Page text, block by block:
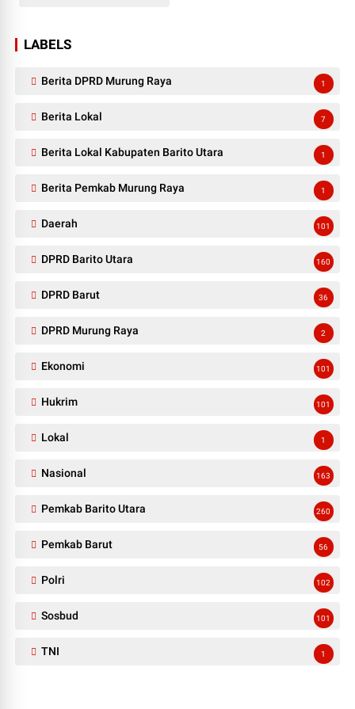
LABELS
Berita DPRD Murung Raya 1
Berita Lokal 7
Berita Lokal Kabupaten Barito Utara 1
Berita Pemkab Murung Raya 1
Daerah 101
DPRD Barito Utara 160
DPRD Barut 36
DPRD Murung Raya 2
Ekonomi 101
Hukrim 101
Lokal 1
Nasional 163
Pemkab Barito Utara 260
Pemkab Barut 56
Polri 102
Sosbud 101
TNI 1